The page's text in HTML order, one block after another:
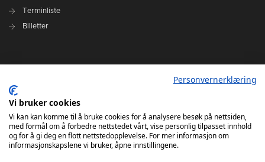
Terminliste
Billetter
Ansvarlig redaktør: Tore Solberg
Personvernerklæring
Vi bruker cookies
Vi kan kan komme til å bruke cookies for å analysere besøk på nettsiden,
med formål om å forbedre nettstedet vårt, vise personlig tilpasset innhold
og for å gi deg en flott nettstedopplevelse. For mer informasjon om
informasjonskapslene vi bruker, åpne innstillingene.